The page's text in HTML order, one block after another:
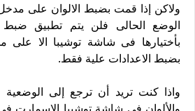
ولاكن إذا قمت بضبط الالوان على
الوضع الحالى فلن يتم تطبيق ضبط
بأختيارها فى شاشة توشيبا الا
بضبط الاعدادات علية فقط.
واذا كنت تريد أن ترجع إلى